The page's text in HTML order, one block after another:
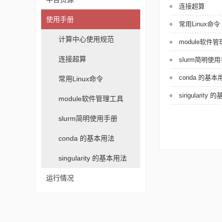
使用手册
计算中心使用规范
连接超算
常用Linux命令
module软件管理工具
slurm简明使用手册
conda 的基本用法
singularity 的基本用法
运行情况
连接超算
常用Linux命令
module软件管
slurm简明使用
conda 的基本
singularity 的